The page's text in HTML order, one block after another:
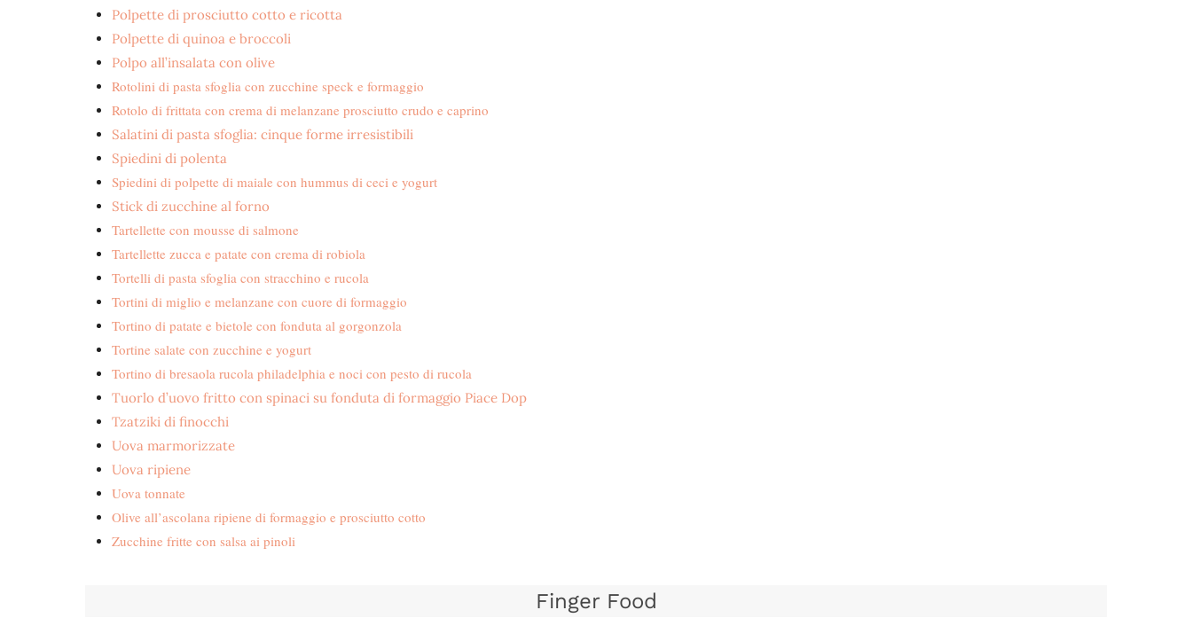
Polpette di prosciutto cotto e ricotta
Polpette di quinoa e broccoli
Polpo all’insalata con olive
Rotolini di pasta sfoglia con zucchine speck e formaggio
Rotolo di frittata con crema di melanzane prosciutto crudo e caprino
Salatini di pasta sfoglia: cinque forme irresistibili
Spiedini di polenta
Spiedini di polpette di maiale con hummus di ceci e yogurt
Stick di zucchine al forno
Tartellette con mousse di salmone
Tartellette zucca e patate con crema di robiola
Tortelli di pasta sfoglia con stracchino e rucola
Tortini di miglio e melanzane con cuore di formaggio
Tortino di patate e bietole con fonduta al gorgonzola
Tortine salate con zucchine e yogurt
Tortino di bresaola rucola philadelphia e noci con pesto di rucola
Tuorlo d’uovo fritto con spinaci su fonduta di formaggio Piace Dop
Tzatziki di finocchi
Uova marmorizzate
Uova ripiene
Uova tonnate
Olive all’ascolana ripiene di formaggio e prosciutto cotto
Zucchine fritte con salsa ai pinoli
Finger Food